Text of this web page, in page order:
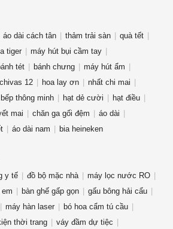
áo dài cách tân thảm trải sàn
quà tết
tiger
máy hút bụi cầm tay
tét bánh chưng
máy hút ẩm
chivas 12 hoa lay ơn
nhất chi mai
thông minh hạt dẻ cười
hạt điều
mai chăn ga gối đệm
áo dài
áo dài nam bia heineken
y tế đồ bộ mặc nhà
máy lọc nước RO
bàn ghế gấp gọn
gấu bông hải cẩu
máy hàn laser
bó hoa cẩm tú cầu
thời trang váy đầm dự tiệc